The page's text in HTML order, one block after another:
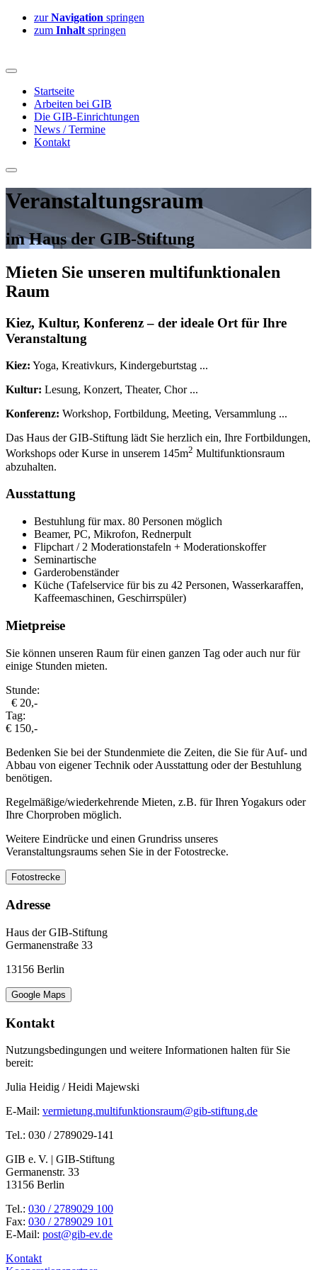
zurNavigation springen
zum Inhalt springen
Startseite
Arbeiten bei GIB
Die GIB-Einrichtungen
News / Termine
Kontakt
Veranstaltungs­raum
im Haus der GIB-Stiftung
Mieten Sie unseren multifunktionalen
Raum
Kiez, Kultur, Konferenz – der ideale Ort für Ihre
Veranstaltung
Kiez: Yoga, Kreativkurs, Kindergeburtstag ...
Kultur: Lesung, Konzert, Theater, Chor ...
Konferenz: Workshop, Fortbildung, Meeting, Versammlung ...
Das Haus der GIB-Stiftung lädt Sie herzlich ein, Ihre Fortbildungen,
Workshops oder Kurse in unserem 145m2 Multifunktionsraum
abzuhalten.
Ausstattung
Bestuhlung für max. 80 Personen möglich
Beamer, PC, Mikrofon, Rednerpult
Flipchart / 2 Moderationstafeln + Moderationskoffer
Seminartische
Garderobenständer
Küche (Tafelservice für bis zu 42 Personen, Wasserkaraffen,
Kaffeemaschinen, Geschirrspüler)
Mietpreise
Sie können unseren Raum für einen ganzen Tag oder auch nur für
einige Stunden mieten.
Stunde:
€ 20,-
Tag:
€ 150,-
Bedenken Sie bei der Stundenmiete die Zeiten, die Sie für Auf- und
Abbau von eigener Technik oder Ausstattung oder der Bestuhlung
benötigen.
Regelmäßige/wiederkehrende Mieten, z.B. für Ihren Yogakurs oder
Ihre Chorproben möglich.
Weitere Eindrücke und einen Grundriss unseres
Veranstaltungsraums sehen Sie in der Fotostrecke.
Fotostrecke
Adresse
Haus der GIB-Stiftung
Germanenstraße 33
13156 Berlin
Google Maps
Kontakt
Nutzungsbedingungen und weitere Informationen halten für Sie
bereit:
Julia Heidig / Heidi Majewski
E-Mail: vermietung.multifunktionsraum@gib-stiftung.de
Tel.: 030 / 2789029-141
GIB e. V. | GIB-Stiftung
Germanenstr. 33
13156 Berlin
Tel.: 030 / 2789029 100
Fax: 030 / 2789029 101
E-Mail: post@gib-ev.de
Kontakt